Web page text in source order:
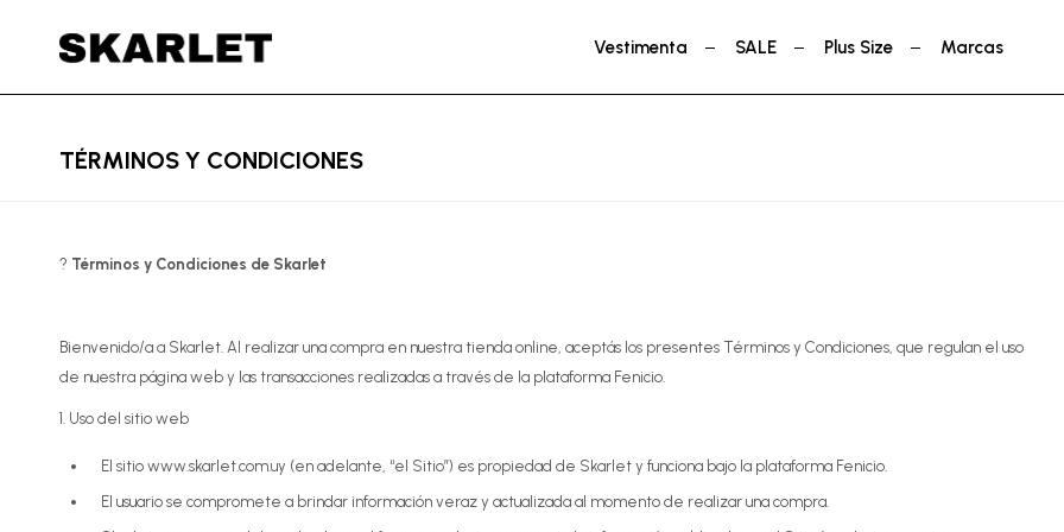
Vestimenta SALE Plus Size Marcas
TÉRMINOS Y CONDICIONES
? Términos y Condiciones de Skarlet
Bienvenido/a a Skarlet. Al realizar una compra en nuestra tienda online, aceptás los presentes Términos y Condiciones, que regulan el uso
de nuestra página web y las transacciones realizadas a través de la plataforma Fenicio.
1. Uso del sitio web
El sitio www.skarlet.com.uy (en adelante, “el Sitio”) es propiedad de Skarlet y funciona bajo la plataforma Fenicio.
El usuario se compromete a brindar información veraz y actualizada al momento de realizar una compra.